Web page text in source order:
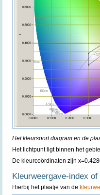
Het kleursoort diagram en de
Het lichtpunt ligt binnen het
De kleurcoördinaten zijn
Kleurweergave-index of
Hierbij het plaatje van de